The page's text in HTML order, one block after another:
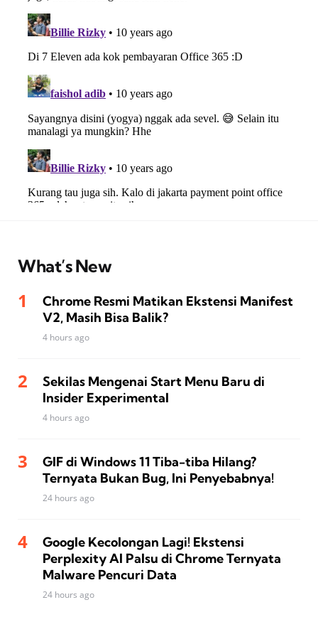
What’s New
Chrome Resmi Matikan Ekstensi Manifest
V2, Masih Bisa Balik?
4 hours ago
Sekilas Mengenai Start Menu Baru di
Insider Experimental
4 hours ago
GIF di Windows 11 Tiba-tiba Hilang?
Ternyata Bukan Bug, Ini Penyebabnya!
24 hours ago
Google Kecolongan Lagi! Ekstensi
Perplexity AI Palsu di Chrome Ternyata
Malware Pencuri Data
24 hours ago